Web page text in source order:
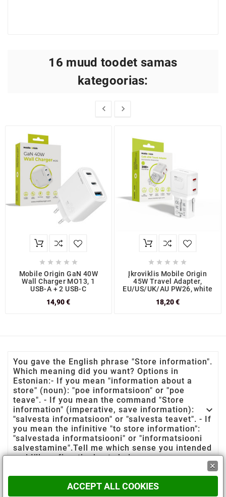
16 muud toodet samas
kategoorias:
 
    
Mobile Origin GaN 40W
Wall Charger MO13, 1
USB-A + 2 USB-C
14,90 €
    
Įkroviklis Mobile Origin
45W Travel Adapter,
EU/US/UK/AU PW26, white
18,20 €
You gave the English phrase "Store information".
Which meaning did you want? Options in
Estonian:- If you mean "information about a
store" (noun): "poe informatsioon" or "poe
teave". - If you mean the command "Store
information" (imperative, save information):
"salvesta informatsioon" or "salvesta teavet". - If
you mean the infinitive "to store information":
"salvestada informatsiooni" or "informatsiooni
salvestamine".Tell me which sense you intended
and I’ll confirm the best choice.

×
ACCEPT ALL COOKIES